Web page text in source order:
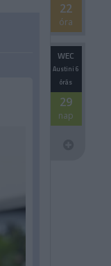
22
óra
WEC
Austini 6
órás
29
nap